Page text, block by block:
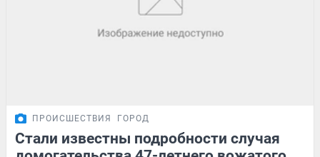
ПРОИСШЕСТВИЯ ГОРОД
Стали известны подробности случая